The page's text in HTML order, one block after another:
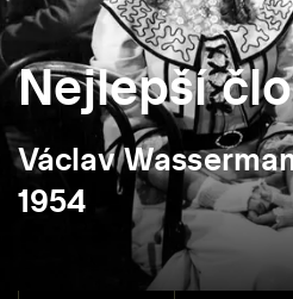
Nejlepší
Václav
1954